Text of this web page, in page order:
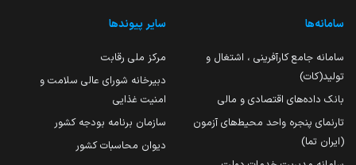
سامانه‌ها
سامانه جامع کارآفرینی ، اشتغال و
تولید(کات)
بانک داده‌های اقتصادی و مالی
تارنمای پنجره واحد محیط‌های آزمون
(ایران تما)
سایر پیوندها
مرکز ملی رقابت
دبیرخانه شورای عالی سلامت و
امنیت غذایی
سازمان برنامه بودجه کشور
دیوان محاسبات کشور